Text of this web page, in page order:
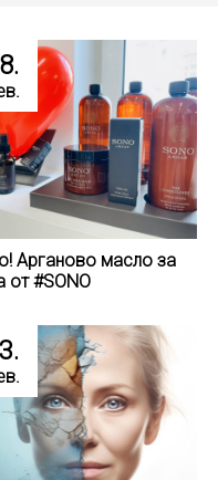
Арганово масло за
от #SONO